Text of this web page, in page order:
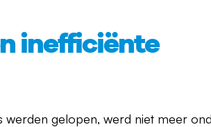
inefficiënte
gelopen, werd niet meer